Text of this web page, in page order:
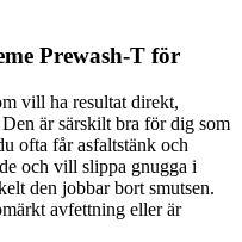
Prewash-T för
vill ha resultat direkt,
är särskilt bra för dig som
ofta får asfaltstänk och
och vill slippa gnugga i
den jobbar bort smutsen.
avfettning eller är